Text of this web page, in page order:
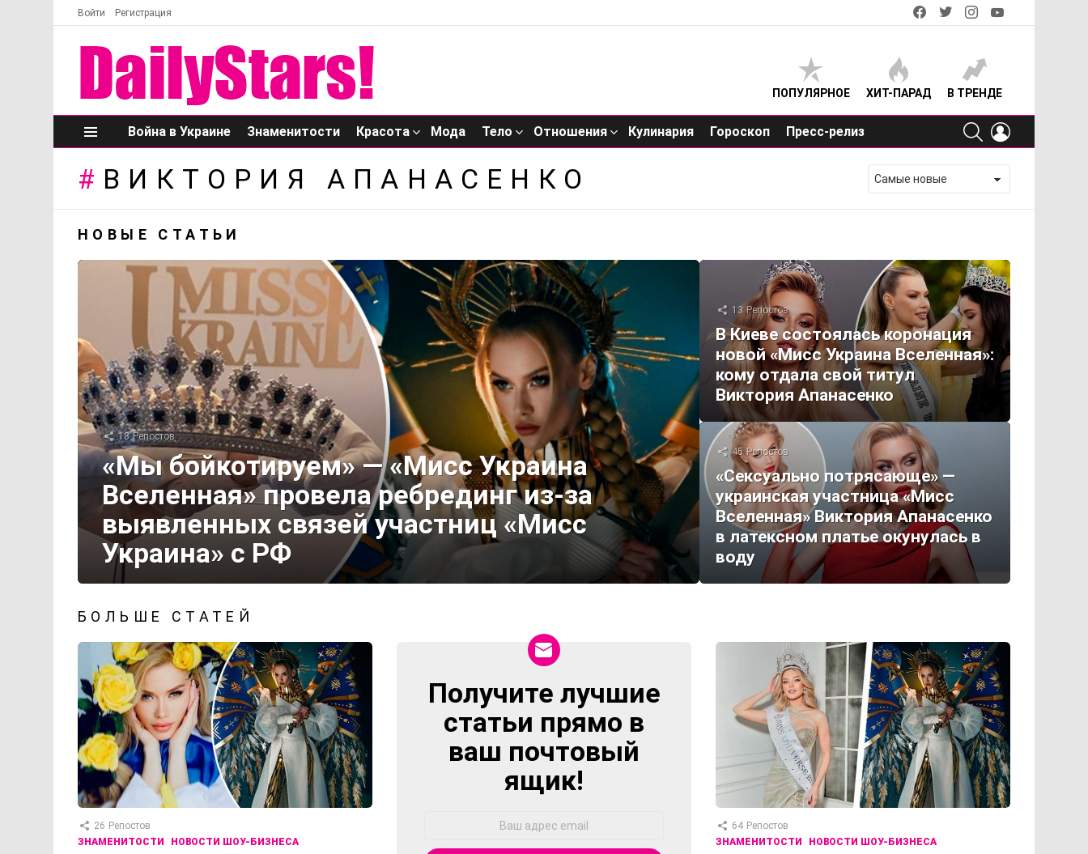
Войти Регистрация
facebooktwitterinstagram
ПОПУЛЯРНОЕ ХИТ-ПАРАД В ТРЕНДЕ
Меню
Война в Украине Знаменитости Красота Мода Тело Отношения Кулинария Гороскоп Пресс-релиз
SEARCH
ВИКТОРИЯ АПАНАСЕНКО
НОВЫЕ СТАТЬИ
18 Репостов
«Мы бойкотируем» — «Мисс Украина
Вселенная» провела ребрединг из-за
выявленных связей участниц «Мисс
Украина» с РФ
13 Репостов
В Киеве состоялась коронация
новой «Мисс Украина Вселенная»:
кому отдала свой титул
Виктория Апанасенко
45 Репостов
«Сексуально потрясающе» —
украинская участница «Мисс
Вселенная» Виктория Апанасенко
в латексном платье окунулась в
воду
БОЛЬШЕ СТАТЕЙ
26 Репостов
ЗНАМЕНИТОСТИ
НОВОСТИ ШОУ-БИЗНЕСА
NEWSLETTER
Получите лучшие
статьи прямо в
ваш почтовый
ящик!
64 Репостов
ЗНАМЕНИТОСТИ
НОВОСТИ ШОУ-БИЗНЕСА